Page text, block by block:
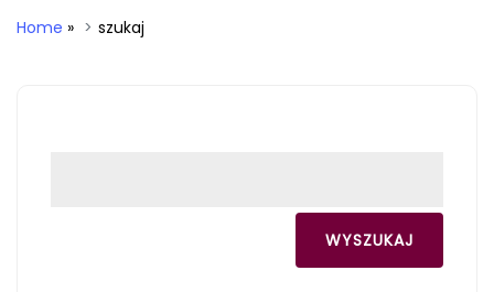
Home » szukaj
WYSZUKAJ